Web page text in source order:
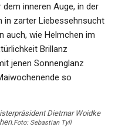
inneren Auge, in der
in zarter Liebessehnsucht
auch, wie Helmchen im
Brillanz
jenen Sonnenglanz
so
Dietmar Woidke
Foto: Sebastian Tyll